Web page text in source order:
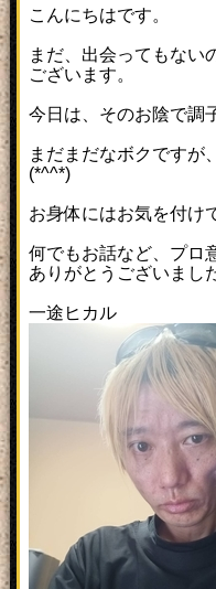
こんにちはです。
まだ、出会ってもない
ございます。
今日は、そのお陰で調
まだまだなボクですが
(*^^*)
お身体にはお気を付け
何でもお話など、プロ
ありがとうございまし
一途ヒカル